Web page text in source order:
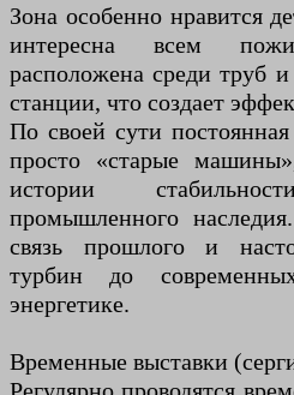
Зона особенно нравится
интересна всем
расположена среди труб
станции, что создает
По своей сути
просто «старые
истории
промышленного
связь прошлого и
турбин до
энергетике.
Временные выставки